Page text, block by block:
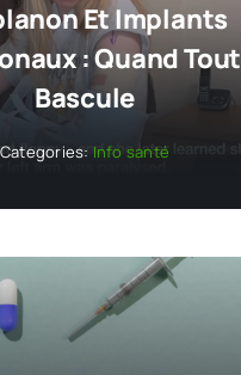
Et Implants
: Quand Tout
Bascule
Categories: Info santé